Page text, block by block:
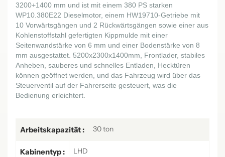
3200+1400 mm und ist mit einem 380 PS starken
WP10.380E22 Dieselmotor, einem HW19710-Getriebe mit
10 Vorwärtsgängen und 2 Rückwärtsgängen sowie einer aus
Kohlenstoffstahl gefertigten Kippmulde mit einer
Seitenwandstärke von 6 mm und einer Bodenstärke von 8
mm ausgestattet. 5200x2300x1400mm, Frontlader, stabiles
Anheben, sauberes und schnelles Entladen, Hecktüren
können geöffnet werden, und das Fahrzeug wird über das
Steuerventil auf der Fahrerseite gesteuert, was die
Bedienung erleichtert.
Arbeitskapazität : 30 ton
Kabinentyp : LHD